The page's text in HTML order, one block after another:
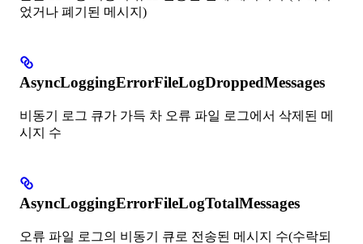
었거나 폐기된 메시지)
AsyncLoggingErrorFileLogDroppedMessages
비동기 로그 큐가 가득 차 오류 파일 로그에서 삭제된 메
시지 수
AsyncLoggingErrorFileLogTotalMessages
오류 파일 로그의 비동기 큐로 전송된 메시지 수(수락되